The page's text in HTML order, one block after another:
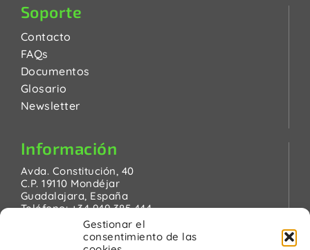
Gestionar el
consentimiento de las
Soporte
Contacto
FAQs
Documentos
Glosario
Newsletter
Información
Avda. Constitución, 40
C.P. 19110 Mondéjar
Guadalajara, España
Teléfono:+34 949 385 444
pinanson@pinanson.eu